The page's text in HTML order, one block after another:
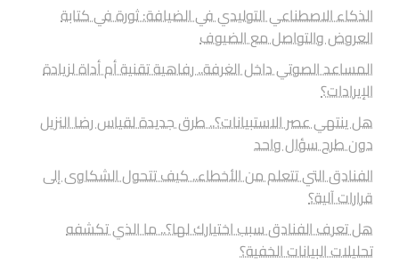
الذكاء الاصطناعي التوليدي في الضيافة: ثورة في كتابة
العروض والتواصل مع الضيوف
المساعد الصوتي داخل الغرفة.. رفاهية تقنية أم أداة لزيادة
الإيرادات؟
هل ينتهي عصر الاستبيانات؟.. طرق جديدة لقياس رضا النزيل
دون طرح سؤال واحد
الفنادق التي تتعلم من الأخطاء.. كيف تتحول الشكاوى إلى
قرارات آلية؟
هل تعرف الفنادق سبب اختيارك لها؟.. ما الذي تكشفه
تحليلات البيانات الخفية؟